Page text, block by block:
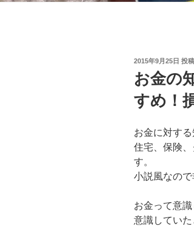
投
日:
2015年9月25日 投
お金の
すめ！
お金に対す
住宅、保険
す。
小説風なので
お金って意
意識してい